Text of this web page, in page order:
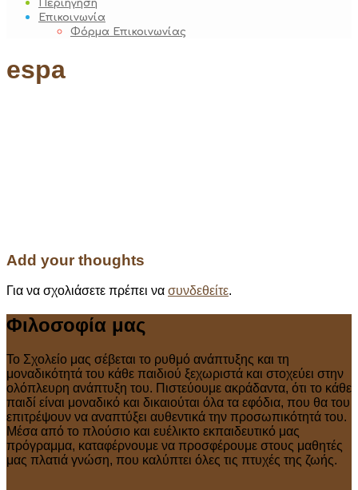
Περιήγηση
Επικοινωνία
Φόρμα Επικοινωνίας
espa
Add your thoughts
Για να σχολιάσετε πρέπει να συνδεθείτε.
Φιλοσοφία μας
Το Σχολείο μας σέβεται το ρυθμό ανάπτυξης και τη
μοναδικότητά του κάθε παιδιού ξεχωριστά και στοχεύει στην
ολόπλευρη ανάπτυξη του. Πιστεύουμε ακράδαντα, ότι το κάθε
παιδί είναι μοναδικό και δικαιούται όλα τα εφόδια, που θα του
επιτρέψουν να αναπτύξει αυθεντικά την προσωπικότητά του.
Μέσα από το πλούσιο και ευέλικτο εκπαιδευτικό μας
πρόγραμμα, καταφέρνουμε να προσφέρουμε στους μαθητές
μας πλατιά γνώση, που καλύπτει όλες τις πτυχές της ζωής.